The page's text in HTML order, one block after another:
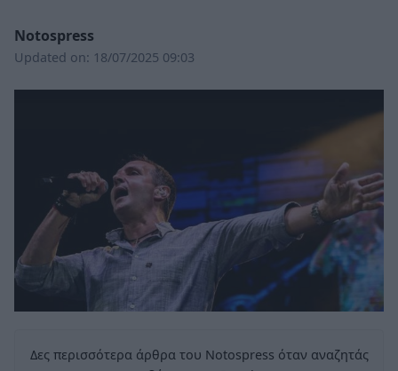
Notospress
Updated on: 18/07/2025 09:03
Δες περισσότερα άρθρα του Notospress όταν αναζητάς